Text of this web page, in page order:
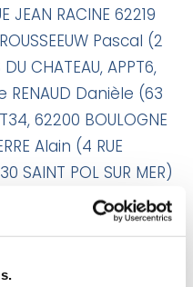
JEAN RACINE 62219
Pascal (2
DU CHATEAU, APPT6,
RENAUD Danièle (63
62200 BOULOGNE
Alain (4 RUE
SAINT POL SUR MER)